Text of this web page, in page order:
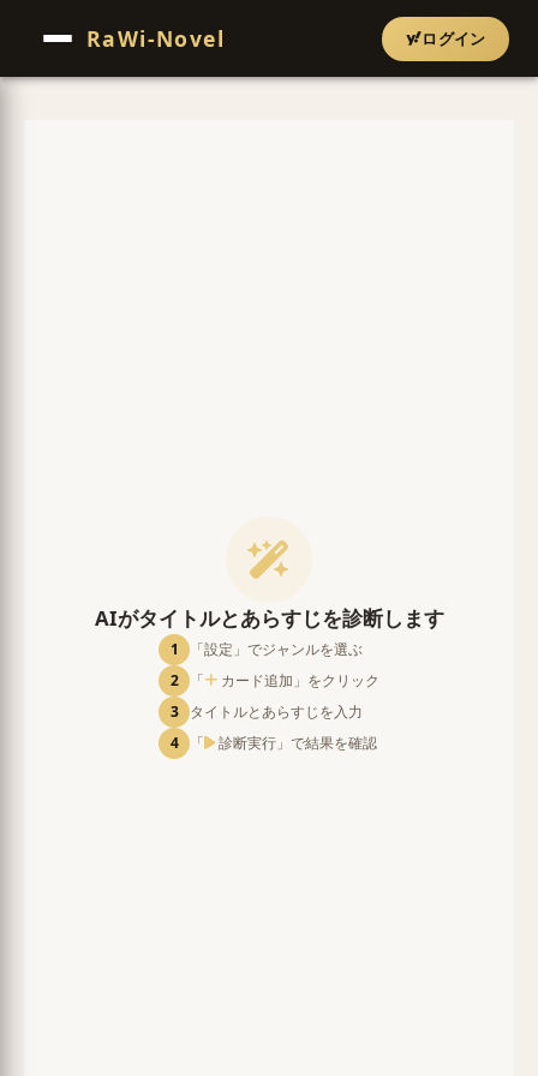
RaWi-Novel ログイン
AIがタイトルとあらすじを診断します
1
「設定」でジャンルを選ぶ
2
「
カード追加」をクリック
3
タイトルとあらすじを入力
4
「 診断実行」で結果を確認